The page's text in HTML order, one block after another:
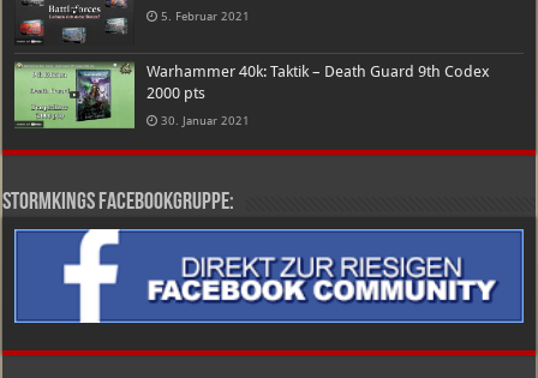
5. Februar 2021
Warhammer 40k: Taktik – Death Guard 9th Codex
2000 pts
30. Januar 2021
Stormkings Facebookgruppe: